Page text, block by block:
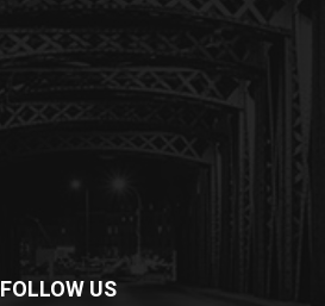
FOLLOW US